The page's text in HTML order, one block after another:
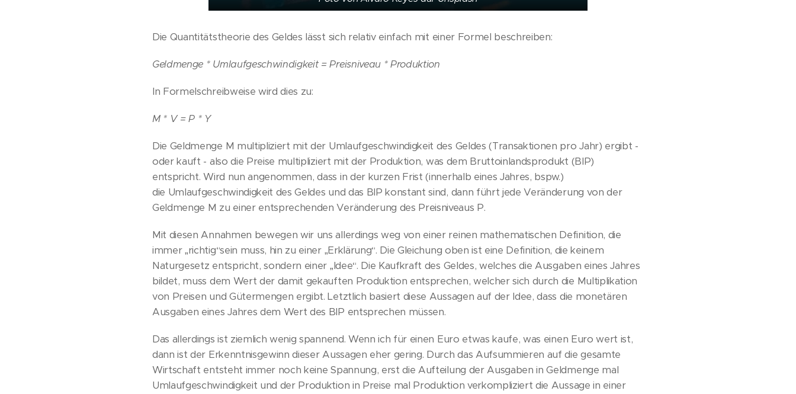
Die Quantitätstheorie des Geldes lässt sich relativ einfach mit einer Formel beschreiben:
Geldmenge * Umlaufgeschwindigkeit = Preisniveau * Produktion
In Formelschreibweise wird dies zu:
M * V = P * Y
Die Geldmenge M multipliziert mit der Umlaufgeschwindigkeit des Geldes (Transaktionen pro Jahr) ergibt -
oder kauft - also die Preise multipliziert mit der Produktion, was dem Bruttoinlandsprodukt (BIP)
entspricht. Wird nun angenommen, dass in der kurzen Frist (innerhalb eines Jahres, bspw.)
die Umlaufgeschwindigkeit des Geldes und das BIP konstant sind, dann führt jede Veränderung von der
Geldmenge M zu einer entsprechenden Veränderung des Preisniveaus P.
Mit diesen Annahmen bewegen wir uns allerdings weg von einer reinen mathematischen Definition, die
immer „richtig“sein muss, hin zu einer „Erklärung“. Die Gleichung oben ist eine Definition, die keinem
Naturgesetz entspricht, sondern einer „Idee“. Die Kaufkraft des Geldes, welches die Ausgaben eines Jahres
bildet, muss dem Wert der damit gekauften Produktion entsprechen, welcher sich durch die Multiplikation
von Preisen und Gütermengen ergibt. Letztlich basiert diese Aussagen auf der Idee, dass die monetären
Ausgaben eines Jahres dem Wert des BIP entsprechen müssen.
Das allerdings ist ziemlich wenig spannend. Wenn ich für einen Euro etwas kaufe, was einen Euro wert ist,
dann ist der Erkenntnisgewinn dieser Aussagen eher gering. Durch das Aufsummieren auf die gesamte
Wirtschaft entsteht immer noch keine Spannung, erst die Aufteilung der Ausgaben in Geldmenge mal
Umlaufgeschwindigkeit und der Produktion in Preise mal Produktion verkompliziert die Aussage in einer